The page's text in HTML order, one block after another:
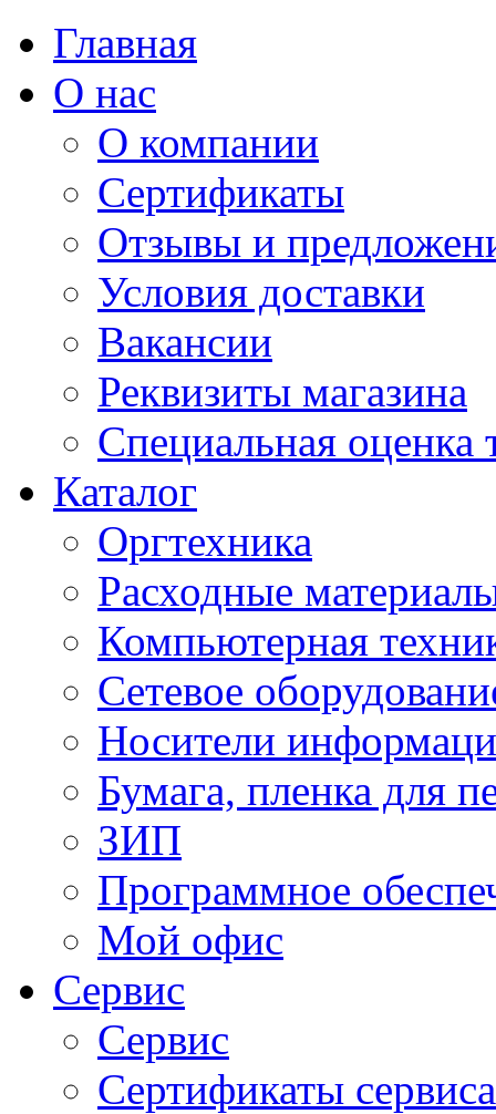
Главная
О нас
О компании
Сертификаты
Отзывы и
Условия доставки
Вакансии
Реквизиты магазина
Специальная оценка
Каталог
Оргтехника
Расходные
Компьютерная
Сетевое
Носители
Бумага, пленка для
ЗИП
Программное
Мой офис
Сервис
Сервис
Сертификаты сервиса